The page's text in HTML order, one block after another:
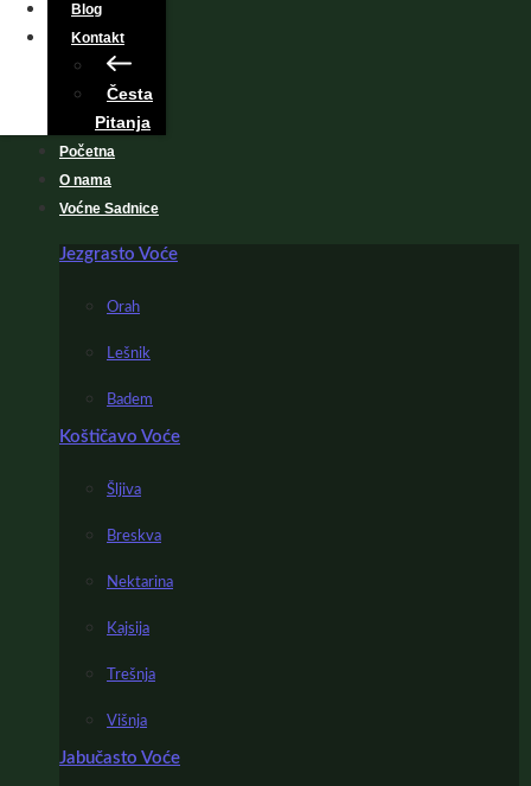
Blog
Kontakt
Česta
Pitanja
Početna
O nama
Voćne Sadnice
Jezgrasto Voće
Orah
Lešnik
Badem
Koštičavo Voće
Šljiva
Breskva
Nektarina
Kajsija
Trešnja
Višnja
Jabučasto Voće